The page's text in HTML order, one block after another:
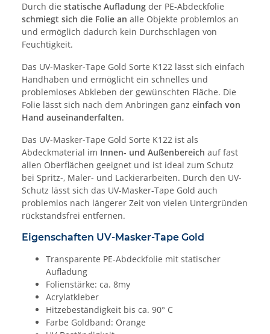
Durch die statische Aufladung der PE-Abdeckfolie
schmiegt sich die Folie an alle Objekte problemlos an
und ermöglich dadurch kein Durchschlagen von
Feuchtigkeit.
Das UV-Masker-Tape Gold Sorte K122 lässt sich einfach
Handhaben und ermöglicht ein schnelles und
problemloses Abkleben der gewünschten Fläche. Die
Folie lässt sich nach dem Anbringen ganz einfach von
Hand auseinanderfalten.
Das UV-Masker-Tape Gold Sorte K122 ist als
Abdeckmaterial im Innen- und Außenbereich auf fast
allen Oberflächen geeignet und ist ideal zum Schutz
bei Spritz-, Maler- und Lackierarbeiten. Durch den UV-
Schutz lässt sich das UV-Masker-Tape Gold auch
problemlos nach längerer Zeit von vielen Untergründen
rückstandsfrei entfernen.
Eigenschaften UV-Masker-Tape Gold
Transparente PE-Abdeckfolie mit statischer
Aufladung
Folienstärke: ca. 8my
Acrylatkleber
Hitzebeständigkeit bis ca. 90° C
Farbe Goldband: Orange